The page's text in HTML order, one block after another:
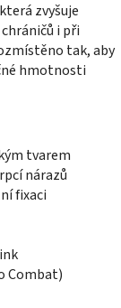
zvyšuje
i při
tak, aby
hmotnosti
tvarem
nárazů
fixaci
Combat)